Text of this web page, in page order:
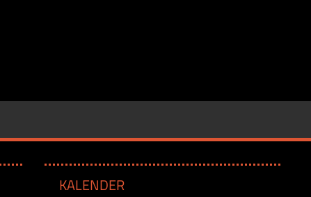
KALENDER